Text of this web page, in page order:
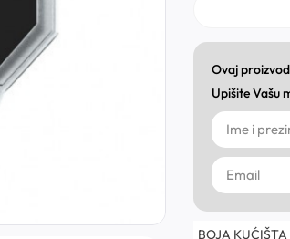
Ovaj
Upišite Vašu
BOJA KUĆIŠTA